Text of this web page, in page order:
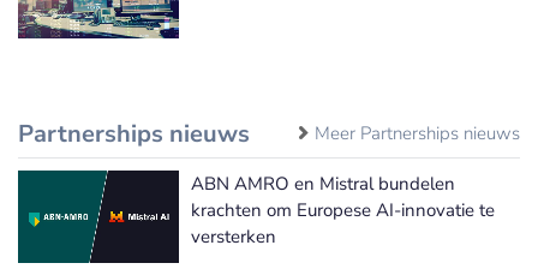
Partnerships nieuws Meer Partnerships nieuws
ABN AMRO en Mistral bundelen
krachten om Europese AI-innovatie te
versterken